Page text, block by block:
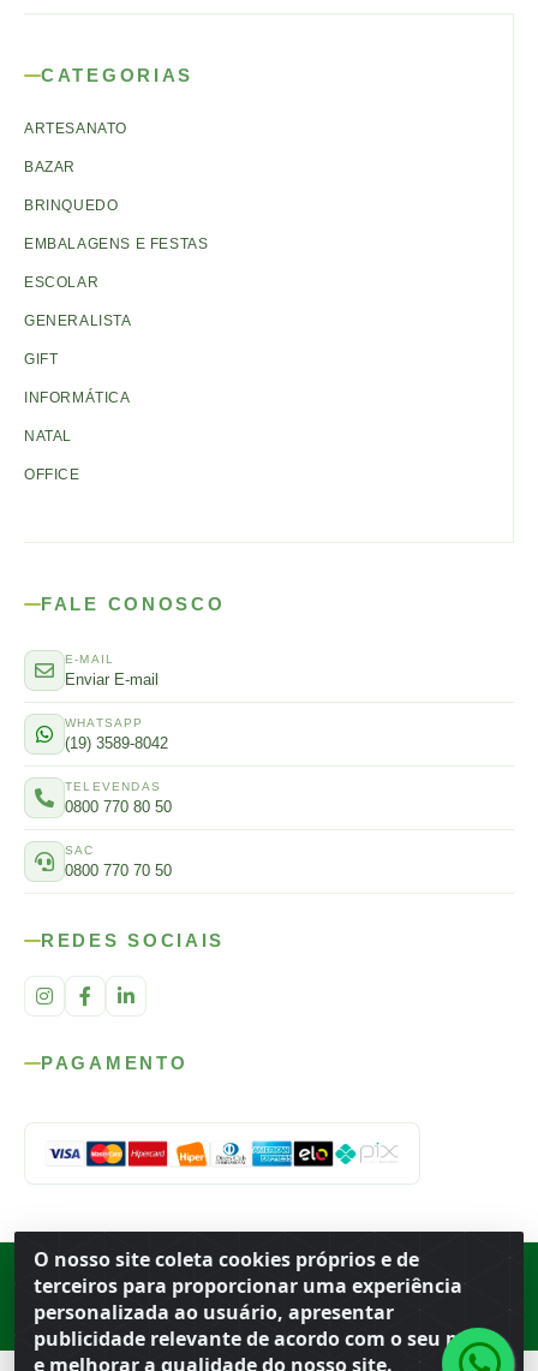
O nosso site coleta cookies próprios e de
terceiros para proporcionar uma experiência
personalizada ao usuário, apresentar
publicidade relevante de acordo com o seu perfil
e melhorar a qualidade do nosso site.
CATEGORIAS
ARTESANATO
BAZAR
BRINQUEDO
EMBALAGENS E FESTAS
ESCOLAR
GENERALISTA
GIFT
INFORMÁTICA
NATAL
OFFICE
FALE CONOSCO
E-MAIL
Enviar E-mail
WHATSAPP
(19) 3589-8042
TELEVENDAS
0800 770 80 50
SAC
0800 770 70 50
REDES SOCIAIS
PAGAMENTO
Rod. SP-215, s/n, km 98 — Área Rural Porto Ferreira ·BR
· CEP
· CNPJ 56.679.863/0001-91
© 2026 Atacado Ideal